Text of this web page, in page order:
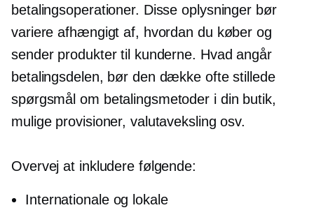
betalingsoperationer. Disse oplysninger bør
variere afhængigt af, hvordan du køber og
sender produkter til kunderne. Hvad angår
betalingsdelen, bør den dække ofte stillede
spørgsmål om betalingsmetoder i din butik,
mulige provisioner, valutaveksling osv.
Overvej at inkludere følgende:
Internationale og lokale